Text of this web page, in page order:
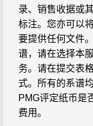
录、销售收据或
标注。您亦可以
要提供任何文件
谱，请在选择本
务。请在提交表
式。所有的系谱
PMG评定纸币是
费用。